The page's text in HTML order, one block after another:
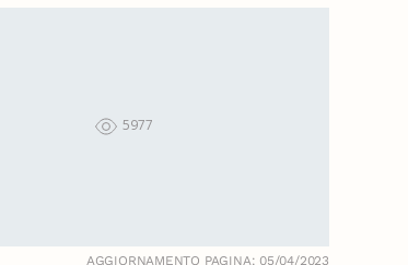
5977
AGGIORNAMENTO PAGINA: 05/04/2023